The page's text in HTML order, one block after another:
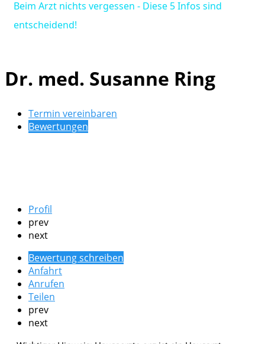
Beim Arzt nichts vergessen - Diese 5 Infos sind
entscheidend!
Dr. med. Susanne Ring
Termin vereinbaren
Bewertungen
Profil
prev
next
Bewertung schreiben
Anfahrt
Anrufen
Teilen
prev
next